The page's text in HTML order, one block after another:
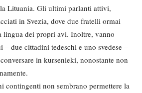
Lituania. Gli ultimi parlanti attivi,
in Svezia, dove due fratelli ormai
lingua dei propri avi. Inoltre, vanno
due cittadini tedeschi e uno svedese –
in kursenieki, nonostante non
contingenti non sembrano permettere la